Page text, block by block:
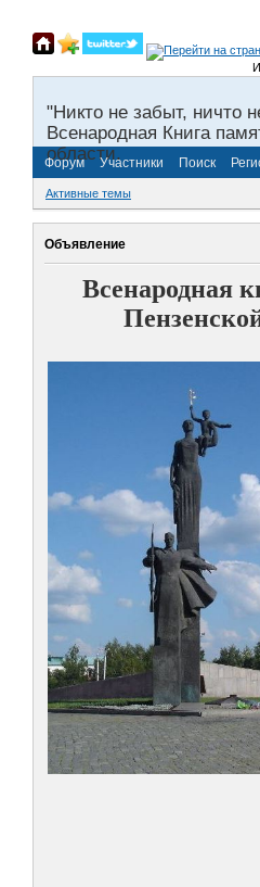
Из
"Никто не забыт, ничто
Всенародная Книга
области.
Форум Участники Поиск
Активные темы
Объявление
Всенародная